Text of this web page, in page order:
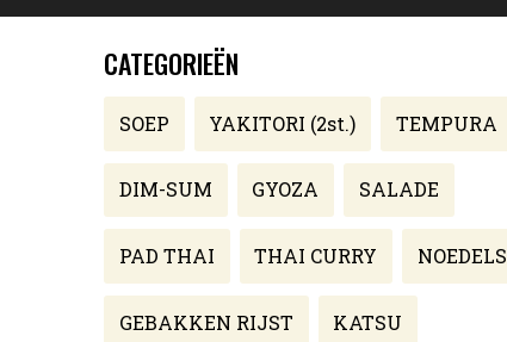
CATEGORIEËN
SOEP YAKITORI (2st.) TEMPURA
DIM-SUM GYOZA SALADE
PAD THAI THAI CURRY NOEDELS
GEBAKKEN RIJST KATSU